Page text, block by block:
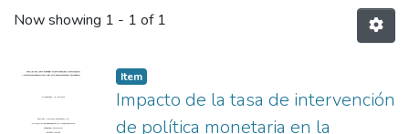
Now showing 1 - 1 of 1
Item
Impacto de la tasa de intervención
de política monetaria en la